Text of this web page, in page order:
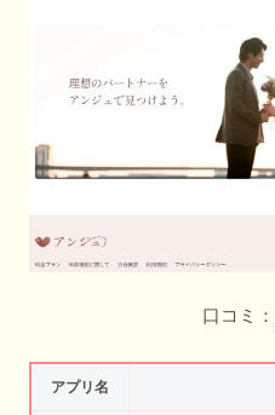
口コミ：
アプリ名